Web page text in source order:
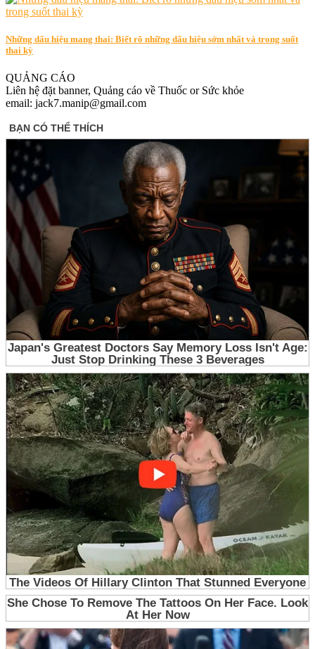
Những dấu hiệu mang thai: Biết rõ những dấu hiệu sớm nhất và trong suốt
thai kỳ
QUẢNG CÁO
Liên hệ đặt banner, Quảng cáo về Thuốc or Sức khỏe
email: jack7.manip@gmail.com